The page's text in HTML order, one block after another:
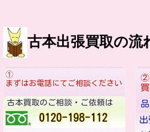
古本出張買取の流